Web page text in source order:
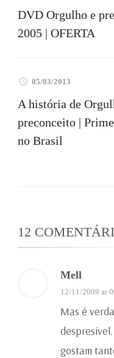
DVD Orgulho e
2005 | OFERTA
05/03/2013
A história de
preconceito |
no Brasil
12
Mell
12/11/2009 at
Mas é
gostam